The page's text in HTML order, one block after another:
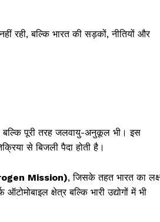
रही, बल्कि भारत की सड़कों, नीतियों और
बल्कि पूरी तरह जलवायु-अनुकूल भी। इस
से बिजली पैदा होती है।
Mission), जिसके तहत भारत का
क्षेत्र बल्कि भारी उद्योगों में भी